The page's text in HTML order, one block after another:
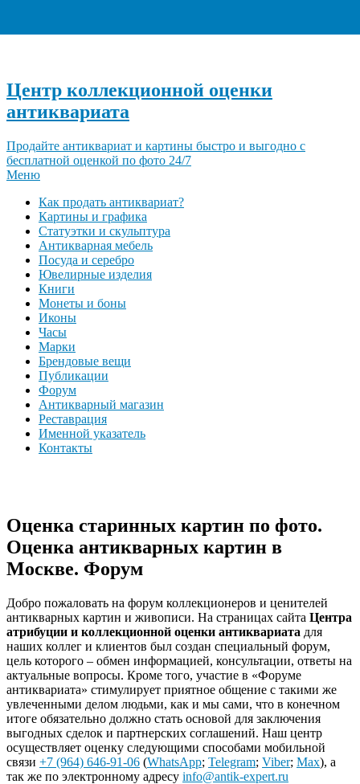
Центр коллекционной оценки
антиквариата
Продайте антиквариат и картины быстро и выгодно с
бесплатной оценкой по фото 24/7
Меню
Как продать антиквариат?
Картины и графика
Статуэтки и скульптура
Антикварная мебель
Посуда и серебро
Ювелирные изделия
Книги
Монеты и боны
Иконы
Часы
Марки
Брендовые вещи
Публикации
Форум
Антикварный магазин
Реставрация
Именной указатель
Контакты
Оценка старинных картин по фото.
Оценка антикварных картин в
Москве. Форум
Добро пожаловать на форум коллекционеров и ценителей
антикварных картин и живописи. На страницах сайта Центра
атрибуции и коллекционной оценки антиквариата для
наших коллег и клиентов был создан специальный форум,
цель которого – обмен информацией, консультации, ответы на
актуальные вопросы. Кроме того, участие в «Форуме
антиквариата» стимулирует приятное общение с такими же
увлеченными делом людьми, как и мы сами, что в конечном
итоге обязательно должно стать основой для заключения
выгодных сделок и партнерских соглашений. Наш центр
осуществляет оценку следующими способами мобильной
связи +7 (964) 646-91-06 (WhatsApp; Telegram; Viber; Max), а
так же по электронному адресу info@antik-expert.ru